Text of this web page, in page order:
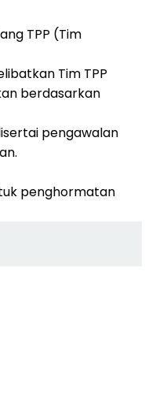
TPP (Tim
Tim TPP
berdasarkan
pengawalan
penghormatan